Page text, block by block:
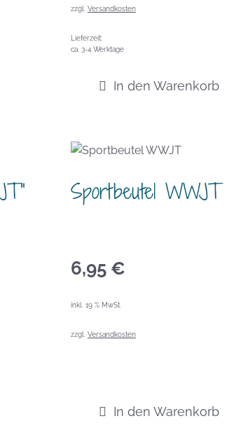
zzgl. Versandkosten
Lieferzeit:
ca. 3-4 Werktage
In den Warenkorb
Sportbeutel WWJT
6,95 €
inkl. 19 % MwSt.
zzgl. Versandkosten
In den Warenkorb